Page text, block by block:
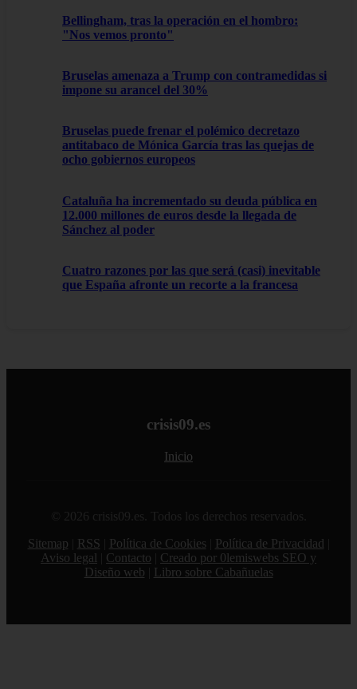
Bellingham, tras la operación en el hombro:
"Nos vemos pronto"
Bruselas amenaza a Trump con contramedidas si
impone su arancel del 30%
Bruselas puede frenar el polémico decretazo
antitabaco de Mónica García tras las quejas de
ocho gobiernos europeos
Cataluña ha incrementado su deuda pública en
12.000 millones de euros desde la llegada de
Sánchez al poder
Cuatro razones por las que será (casi) inevitable
que España afronte un recorte a la francesa
crisis09.es
Inicio
© 2026 crisis09.es. Todos los derechos reservados.
Sitemap
RSS Política de Cookies Política de Privacidad
Aviso legal
Contacto
Creado por 0lemiswebs SEO y
Diseño web
Libro sobre Cabañuelas